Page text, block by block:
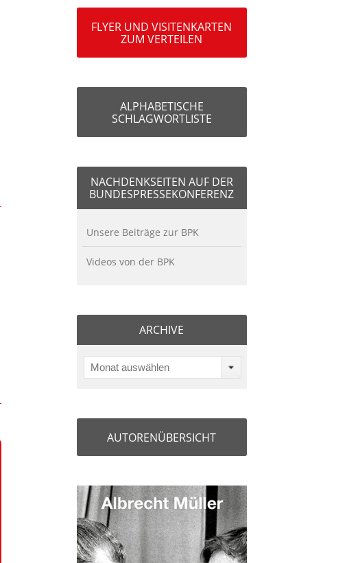
FLYER UND VISITENKARTEN
ZUM VERTEILEN
ALPHABETISCHE
SCHLAGWORTLISTE
NACHDENKSEITEN AUF DER
BUNDESPRESSEKONFERENZ
Unsere Beiträge zur BPK
Videos von der BPK
ARCHIVE
Monat auswählen
AUTORENÜBERSICHT